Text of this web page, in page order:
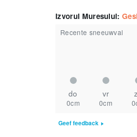
Izvorul Muresului:
Recente sneeuwval
do vr
0cm 0cm
Geef feedback